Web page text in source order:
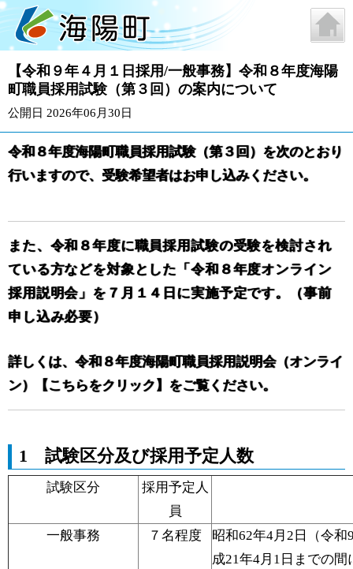
【令和９年４月１日採用/一般事務】令和８年度海陽
町職員採用試験（第３回）の案内について
公開日 2026年06月30日
令和８年度海陽町職員採用試験（第３回）を次のとおり
行いますので、受験希望者はお申し込みください。
また、令和８年度に職員採用試験の受験を検討され
ている方などを対象とした「令和８年度オンライン
採用説明会」を７月１４日に実施予定です。（事前
申し込み必要）
詳しくは、 令和８年度海陽町職員採用説明会（オンライ
ン）【こちらをクリック】 をご覧ください。
1 試験区分及び採用予定人数
試験区分
採用予定人
員
一般事務
７名程度
昭和62年4月2日（令
成21年4月1日までの間